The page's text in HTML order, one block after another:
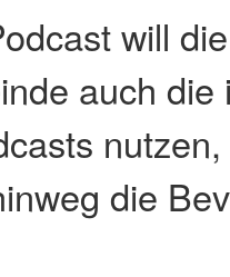
will die
auch
die